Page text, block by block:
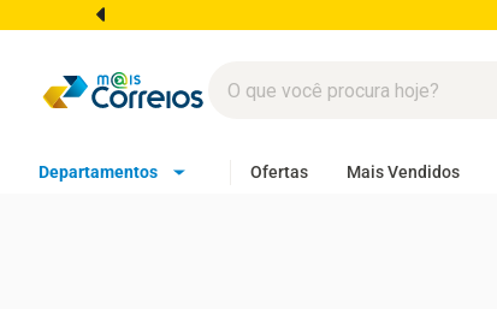
Departamentos Ofertas Mais Vendidos